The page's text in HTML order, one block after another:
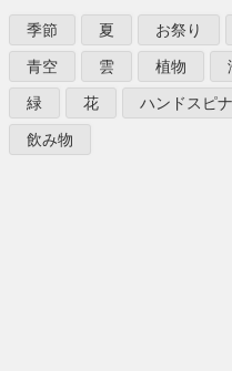
季節 夏 お祭り
青空
雲 植物
緑
花 ハンドスピ
飲み物